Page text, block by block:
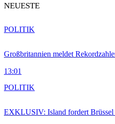
NEUESTE
Großbritannien meldet
13:01
POLITIK
EXKLUSIV: Island fordert Brüssel
POLITIK